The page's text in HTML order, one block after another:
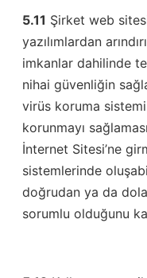
5.11 Şirket web
yazılımlardan
imkanlar dahilinde
nihai güvenliğin
virüs koruma
korunmayı
İnternet Sitesi’ne
sistemlerinde
doğrudan ya da
sorumlu olduğunu